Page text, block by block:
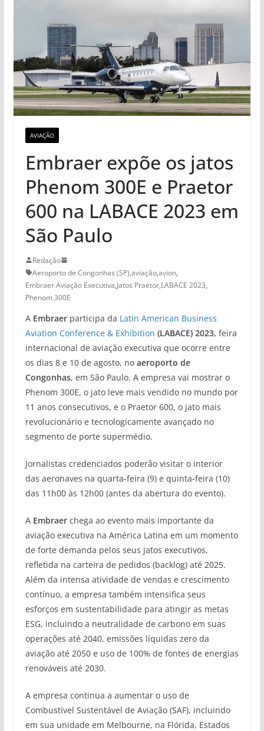
AVIAÇÃO
Embraer expõe os jatos
Phenom 300E e Praetor
600 na LABACE 2023 em
São Paulo
Redação
Aeroporto de Congonhas (SP),aviação,avion,
Embraer Aviação Executiva,Jatos Praetor,LABACE 2023,
Phenom 300E
A Embraerparticipa da Latin American Business
Aviation Conference & Exhibition (LABACE) 2023, feira
internacional de aviação executiva que ocorre entre
os dias 8 e 10 de agosto, no aeroporto de
Congonhas, em São Paulo. A empresa vai mostrar o
Phenom 300E, o jato leve mais vendido no mundo por
11 anos consecutivos, e o Praetor 600, o jato mais
revolucionário e tecnologicamente avançado no
segmento de porte supermédio.
Jornalistas credenciados poderão visitar o interior
das aeronaves na quarta-feira (9) e quinta-feira (10)
das 11h00 às 12h00 (antes da abertura do evento).
AEmbraer chega ao evento mais importante da
aviação executiva na América Latina em um momento
de forte demanda pelos seus jatos executivos,
refletida na carteira de pedidos (backlog) até 2025.
Além da intensa atividade de vendas e crescimento
contínuo, a empresa também intensifica seus
esforços em sustentabilidade para atingir as metas
ESG, incluindo a neutralidade de carbono em suas
operações até 2040, emissões líquidas zero da
aviação até 2050 e uso de 100% de fontes de energias
renováveis até 2030.
A empresa continua a aumentar o uso de
Combustível Sustentável de Aviação (SAF), incluindo
em sua unidade em Melbourne, na Flórida, Estados